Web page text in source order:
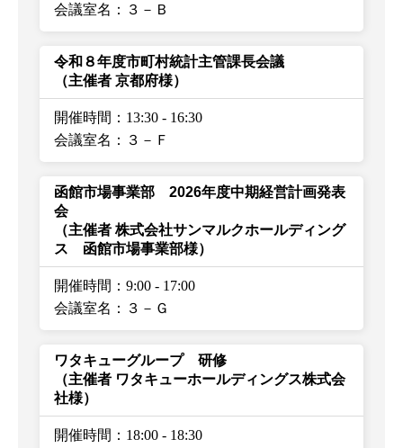
会議室名：３－Ｂ
令和８年度市町村統計主管課長会議
（主催者 京都府様）
開催時間：13:30 - 16:30
会議室名：３－Ｆ
函館市場事業部 2026年度中期経営計画発表
会
（主催者 株式会社サンマルクホールディング
ス 函館市場事業部様）
開催時間：9:00 - 17:00
会議室名：３－Ｇ
ワタキューグループ 研修
（主催者 ワタキューホールディングス株式会
社様）
開催時間：18:00 - 18:30